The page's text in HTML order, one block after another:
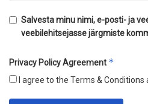
Salvesta minu nimi, e-posti- ja
veebilehitsejasse järgmiste
Privacy Policy Agreement *
I agree to the Terms & Conditions